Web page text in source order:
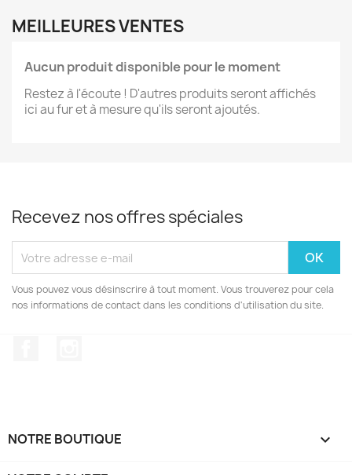
MEILLEURES VENTES
Aucun produit disponible pour le moment
Restez à l'écoute ! D'autres produits seront affichés
ici au fur et à mesure qu'ils seront ajoutés.
Recevez nos offres spéciales
Vous pouvez vous désinscrire à tout moment. Vous trouverez pour cela
nos informations de contact dans les conditions d'utilisation du site.
NOTRE BOUTIQUE 